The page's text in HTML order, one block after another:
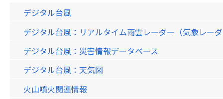
デジタル台風
デジタル台風：リアルタイム雨雲レーダー（気象レー
デジタル台風：災害情報データベース
デジタル台風：天気図
火山噴火関連情報